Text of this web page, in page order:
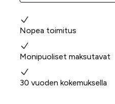
Miksi valita meidät?
Nopea toimitus
Monipuoliset maksutavat
30 vuoden kokemuksella